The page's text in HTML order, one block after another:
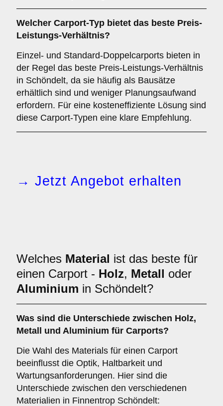
Welcher Carport-Typ bietet das beste Preis-
Leistungs-Verhältnis?
Einzel- und Standard-Doppelcarports bieten in
der Regel das beste Preis-Leistungs-Verhältnis
in Schöndelt, da sie häufig als Bausätze
erhältlich sind und weniger Planungsaufwand
erfordern. Für eine kosteneffiziente Lösung sind
diese Carport-Typen eine klare Empfehlung.
→ Jetzt Angebot erhalten
Welches Material ist das beste für
einen Carport - Holz, Metall oder
Aluminium in Schöndelt?
Was sind die Unterschiede zwischen Holz,
Metall
und Aluminium für Carports?
Die Wahl des Materials für einen Carport
beeinflusst die Optik, Haltbarkeit und
Wartungsanforderungen. Hier sind die
Unterschiede zwischen den verschiedenen
Materialien in Finnentrop Schöndelt: